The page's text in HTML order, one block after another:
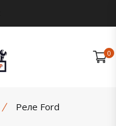
0
Реле Ford